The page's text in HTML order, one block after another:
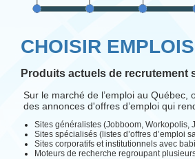
CHOISIR
Produits actuels de recrutement
Sur le marché de l’emploi au
des annonces d'offres d’emploi qui
Sites généralistes (Jobboom, Workopolis,
Sites spécialisés (listes d’offres d’emploi
Sites corporatifs et institutionnels avec
Moteurs de recherche regroupant